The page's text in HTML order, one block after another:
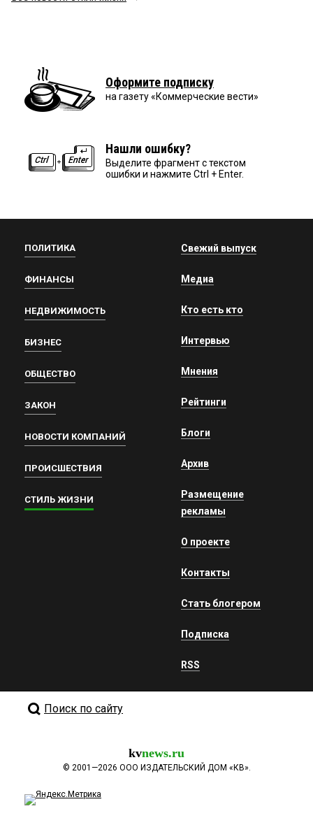
Оформите подписку
на газету «Коммерческие вести»
Нашли ошибку?
Выделите фрагмент с текстом
ошибки и нажмите Ctrl + Enter.
ПОЛИТИКА
ФИНАНСЫ
НЕДВИЖИМОСТЬ
БИЗНЕС
ОБЩЕСТВО
ЗАКОН
НОВОСТИ КОМПАНИЙ
ПРОИСШЕСТВИЯ
СТИЛЬ ЖИЗНИ
Свежий выпуск
Медиа
Кто есть кто
Интервью
Мнения
Рейтинги
Блоги
Архив
Размещение
рекламы
О проекте
Контакты
Стать блогером
Подписка
RSS
Поиск по сайту
kvnews.ru
© 2001—2026 ООО ИЗДАТЕЛЬСКИЙ ДОМ «КВ».